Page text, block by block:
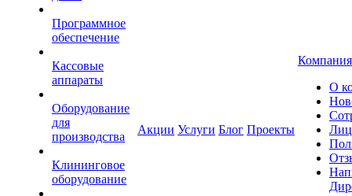
Программное
обеспечение
Кассовые
аппараты
Оборудование
для
производства
Клининговое
оборудование
Акции Услуги Блог Проекты
Компания
О